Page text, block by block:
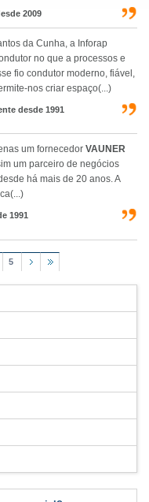
2009
da Cunha, a Inforap
no que a processos e
fio condutor moderno, fiável,
nos criar espaço(...)
desde 1991
um fornecedorVAUNER
um parceiro de negócios
há mais de 20 anos. A
1991
5